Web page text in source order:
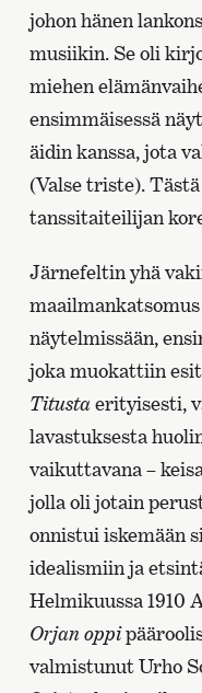
johon hänen
musiikin. Se oli
miehen
ensimmäisessä
äidin kanssa, jota
(Valse triste).
tanssitaiteilijan
Järnefeltin yhä
näytelmissään,
joka muokattiin
Titustaerityisesti,
lavastuksesta
vaikuttavana –
jolla oli jotain
onnistui iskemään
idealismiin ja
Helmikuussa 1910
Orjan oppi
valmistunut Urho